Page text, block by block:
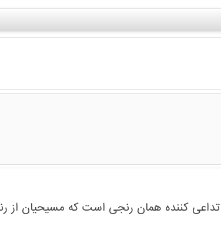
کننده همان رنجی است که مسیحیان از